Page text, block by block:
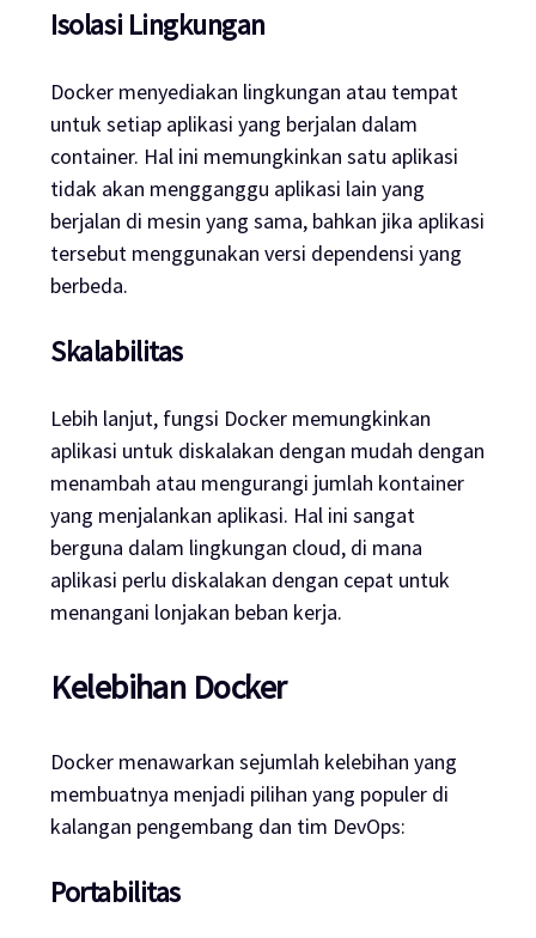
Isolasi Lingkungan
Docker menyediakan lingkungan atau tempat
untuk setiap aplikasi yang berjalan dalam
container. Hal ini memungkinkan satu aplikasi
tidak akan mengganggu aplikasi lain yang
berjalan di mesin yang sama, bahkan jika aplikasi
tersebut menggunakan versi dependensi yang
berbeda.
Skalabilitas
Lebih lanjut, fungsi Docker memungkinkan
aplikasi untuk diskalakan dengan mudah dengan
menambah atau mengurangi jumlah kontainer
yang menjalankan aplikasi. Hal ini sangat
berguna dalam lingkungan cloud, di mana
aplikasi perlu diskalakan dengan cepat untuk
menangani lonjakan beban kerja.
Kelebihan Docker
Docker menawarkan sejumlah kelebihan yang
membuatnya menjadi pilihan yang populer di
kalangan pengembang dan tim DevOps:
Portabilitas